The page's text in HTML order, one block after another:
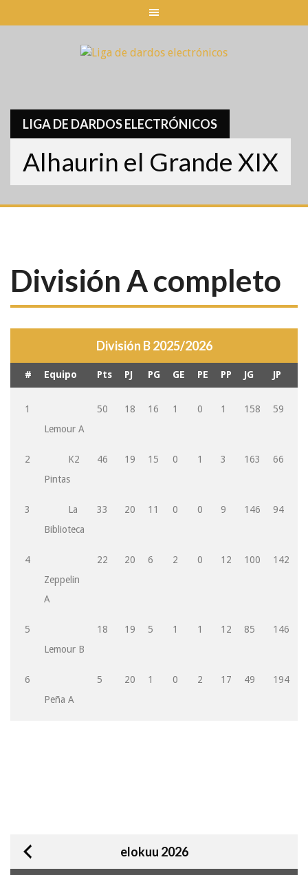
to
LIGA DE DARDOS ELECTRÓNICOS
Alhaurin el Grande XIX
División A completo
División B 2025/2026
# Equipo Pts PJ PG GE PE PP JG JP
1
Lemour A
50 18 16 1 0 1 158 59
2
K2
Pintas
46 19 15 0 1 3 163 66
3
La
Biblioteca
33 20 11 0 0 9 146 94
4
Zeppelin
A
22 20 6 2 0 12 100 142
5
Lemour B
18 19 5 1 1 12 85 146
6
Peña A
5 20 1 0 2 17 49 194
elokuu 2026